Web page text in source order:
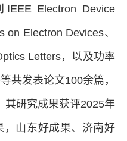
Electron Device
on Electron Devices、
Letters， 以及功率
共发表论文100余篇 ，
其研究成果获评2025年
，山东好成果、济南好